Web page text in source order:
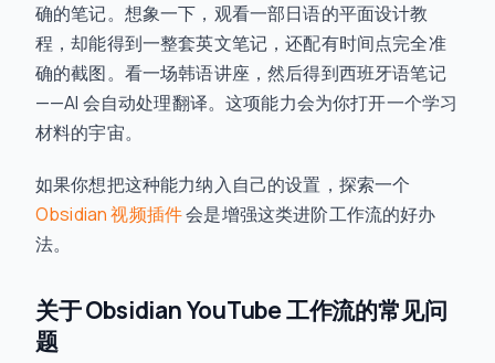
确的笔记。想象一下，观看一部日语的平面设计教
程，却能得到一整套英文笔记，还配有时间点完全准
确的截图。看一场韩语讲座，然后得到西班牙语笔记
——AI 会自动处理翻译。这项能力会为你打开一个学习
材料的宇宙。
如果你想把这种能力纳入自己的设置，探索一个
Obsidian 视频插件会是增强这类进阶工作流的好办
法。
关于 Obsidian YouTube 工作流的常见问
题